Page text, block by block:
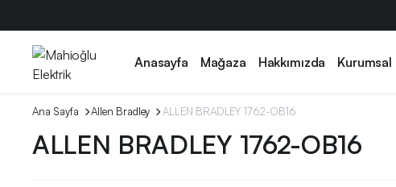
Anasayfa Mağaza Hakkımızda Kurumsal
Ana Sayfa Allen Bradley ALLEN BRADLEY 1762-OB16
ALLEN BRADLEY 1762-OB16